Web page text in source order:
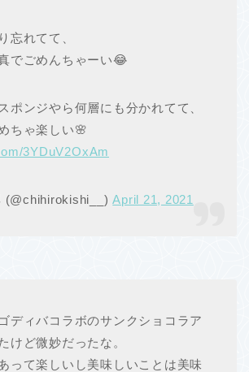
忘れてて、
でごめんちゃーい😂
ポンジやら何層にも分かれてて、
ちゃ楽しい🌸
3YDuV2OxAm
(@chihirokishi__)April 21, 2021
ディバコラボのサンクショコラア
けど微妙だったな。
って楽しいし美味しいことは美味